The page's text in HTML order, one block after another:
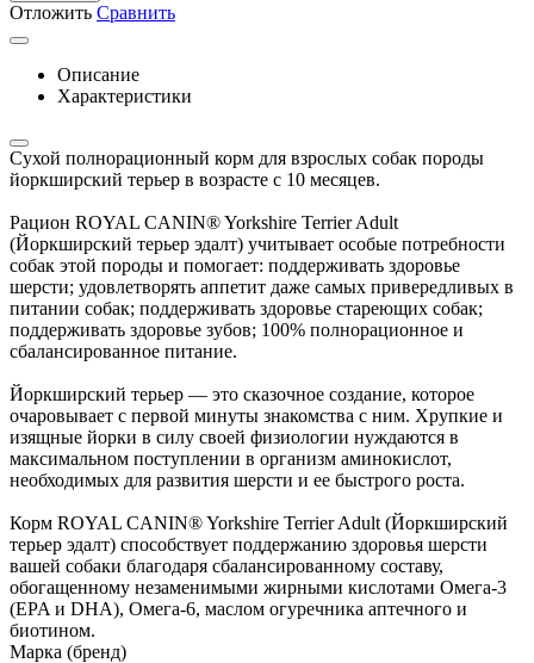
Отложить Сравнить
Описание
Характеристики
Сухой полнорационный корм для взрослых собак породы
йоркширский терьер в возрасте с 10 месяцев.
Рацион ROYAL CANIN® Yorkshire Terrier Adult
(Йоркширский терьер эдалт) учитывает особые потребности
собак этой породы и помогает: поддерживать здоровье
шерсти; удовлетворять аппетит даже самых привередливых в
питании собак; поддерживать здоровье стареющих собак;
поддерживать здоровье зубов; 100% полнорационное и
сбалансированное питание.
Йоркширский терьер — это сказочное создание, которое
очаровывает с первой минуты знакомства с ним. Хрупкие и
изящные йорки в силу своей физиологии нуждаются в
максимальном поступлении в организм аминокислот,
необходимых для развития шерсти и ее быстрого роста.
Корм ROYAL CANIN® Yorkshire Terrier Adult (Йоркширский
терьер эдалт) способствует поддержанию здоровья шерсти
вашей собаки благодаря сбалансированному составу,
обогащенному незаменимыми жирными кислотами Омега-3
(EPA и DHA), Омега-6, маслом огуречника аптечного и
биотином.
Марка (бренд)